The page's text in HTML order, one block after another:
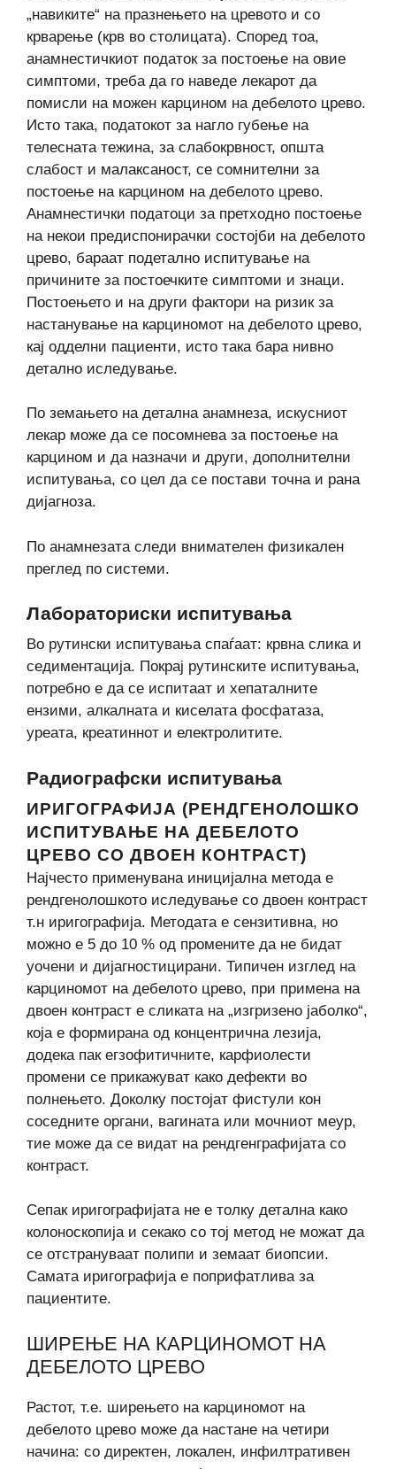
„навиките“ на празнењето на цревото и со
крварење (крв во столицата). Според тоа,
анамнестичкиот податок за постоење на овие
симптоми, треба да го наведе лекарот да
помисли на можен карцином на дебелото црево.
Исто така, податокот за нагло губење на
телесната тежина, за слабокрвност, општа
слабост и малаксаност, се сомнителни за
постоење на карцином на дебелото црево.
Анамнестички податоци за претходно постоење
на некои предиспонирачки состојби на дебелото
црево, бараат подетално испитување на
причините за постоечките симптоми и знаци.
Постоењето и на други фактори на ризик за
настанување на карциномот на дебелото црево,
кај одделни пациенти, исто така бара нивно
детално иследување.
По земањето на детална анамнеза, искусниот
лекар може да се посомнева за постоење на
карцином и да назначи и други, дополнителни
испитувања, со цел да се постави точна и рана
дијагноза.
По анамнезата следи внимателен физикален
преглед по системи.
Лабораториски испитувања
Во рутински испитувања спаѓаат: крвна слика и
седиментација. Покрај рутинските испитувања,
потребно е да се испитаат и хепаталните
ензими, алкалната и киселата фосфатаза,
уреата, креатиннот и електролитите.
Радиографски испитувања
ИРИГОГРАФИЈА (РЕНДГЕНОЛОШКО
ИСПИТУВАЊЕ НА ДЕБЕЛОТО
ЦРЕВО СО ДВОЕН КОНТРАСТ)
Најчесто применувана иницијална метода е
рендгенолошкото иследување со двоен контраст
т.н иригографија. Методата е сензитивна, но
можно е 5 до 10 % од промените да не бидат
уочени и дијагностицирани. Типичен изглед на
карциномот на дебелото црево, при примена на
двоен контраст е сликата на „изгризено јаболко“,
која е формирана од концентрична лезија,
додека пак егзофитичните, карфиолести
промени се прикажуват како дефекти во
полнењето. Доколку постојат фистули кон
соседните органи, вагината или мочниот меур,
тие може да се видат на рендгенграфијата со
контраст.
Сепак иригографијата не е толку детална како
колоноскопија и секако со тој метод не можат да
се отстрануваат полипи и земаат биопсии.
Самата иригографија е поприфатлива за
пациентите.
ШИРЕЊЕ НА КАРЦИНОМОТ НА
ДЕБЕЛОТО ЦРЕВО
Растот, т.е. ширењето на карциномот на
дебелото црево може да настане на четири
начина: со директен, локален, инфилтративен